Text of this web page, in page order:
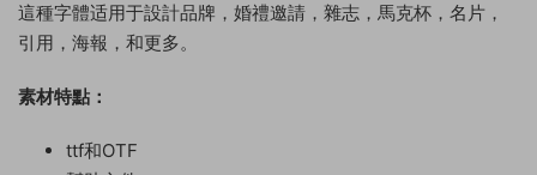
這種字體适用于設計品牌，婚禮邀請，雜志，馬克杯，名片，
引用，海報，和更多。
素材特點：
ttf和OTF